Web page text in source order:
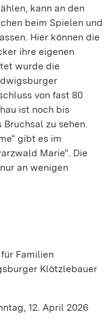
kann an den
beim Spielen und
Hier können die
ihre eigenen
wurde die
von fast 80
ist noch bis
Bruchsal zu sehen.
gibt es im
Marie“. Die
an wenigen
Familien
Klötzlebauer
12. April 2026